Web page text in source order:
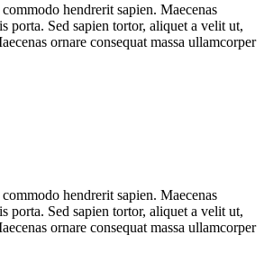
hendrerit sapien. Maecenas
porta. Sed sapien tortor, aliquet a velit ut,
ornare consequat massa ullamcorper
hendrerit sapien. Maecenas
porta. Sed sapien tortor, aliquet a velit ut,
ornare consequat massa ullamcorper